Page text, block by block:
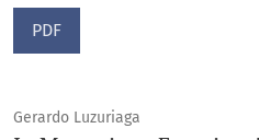
PDF
Gerardo Luzuriaga